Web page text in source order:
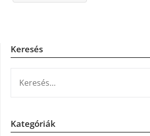
Keresés
Kategóriák